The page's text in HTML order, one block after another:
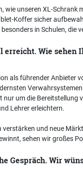
unseren XL-Schrank
Koffer sicher
in Schulen, die
Wie sehen
als führender Anbieter
um die Bereitstellung
Lehrer erleichtern.
und neue
sehen wir großes
Gespräch. Wir